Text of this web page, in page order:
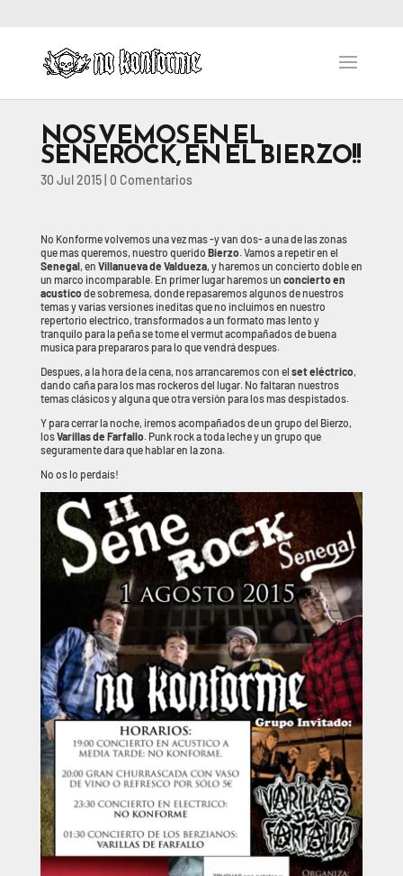
NOS VEMOS EN EL
SENEROCK, EN EL BIERZO!!
30 Jul 2015| 0 Comentarios
No Konforme volvemos una vez mas -y van dos- a una de las zonas
que mas queremos, nuestro querido Bierzo. Vamos a repetir en el
Senegal, en Villanueva de Valdueza, y haremos un concierto doble en
un marco incomparable. En primer lugar haremos un concierto en
acusticode sobremesa, donde repasaremos algunos de nuestros
temas y varias versiones ineditas que no incluimos en nuestro
repertorio electrico, transformados a un formato mas lento y
tranquilo para la peña se tome el vermut acompañados de buena
musica para prepararos para lo que vendrá despues.
Despues, a la hora de la cena, nos arrancaremos con el set eléctrico,
dando caña para los mas rockeros del lugar. No faltaran nuestros
temas clásicos y alguna que otra versión para los mas despistados.
Y para cerrar la noche, iremos acompañados de un grupo del Bierzo,
losVarillas de Farfallo. Punk rock a toda leche y un grupo que
seguramente dara que hablar en la zona.
No os lo perdais!